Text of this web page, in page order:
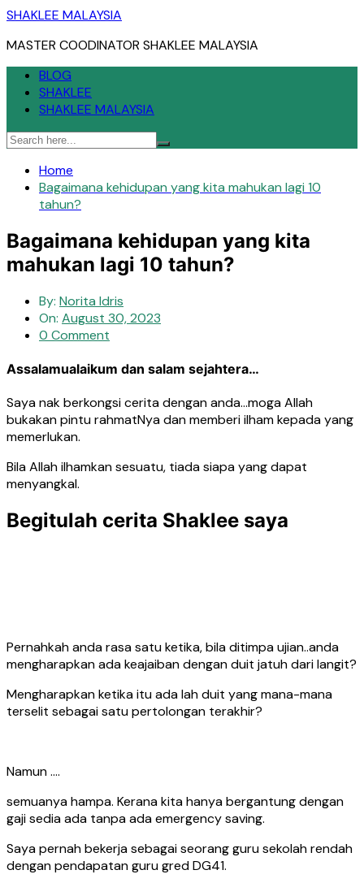
Skip
content
SHAKLEE MALAYSIA
MASTER COODINATOR SHAKLEE MALAYSIA
BLOG
SHAKLEE
SHAKLEE MALAYSIA
Home
Bagaimana kehidupan yang kita mahukan lagi 10
tahun?
Bagaimana kehidupan yang kita
mahukan lagi 10 tahun?
By: Norita Idris
On: August 30, 2023
0 Comment
Assalamualaikum dan salam sejahtera…
Saya nak berkongsi cerita dengan anda…moga Allah
bukakan pintu rahmatNya dan memberi ilham kepada yang
memerlukan.
Bila Allah ilhamkan sesuatu, tiada siapa yang dapat
menyangkal.
Begitulah cerita Shaklee saya
Pernahkah anda rasa satu ketika, bila ditimpa ujian..anda
mengharapkan ada keajaiban dengan duit jatuh dari langit?
Mengharapkan ketika itu ada lah duit yang mana-mana
terselit sebagai satu pertolongan terakhir?
Namun ….
semuanya hampa. Kerana kita hanya bergantung dengan
gaji sedia ada tanpa ada emergency saving.
Saya pernah bekerja sebagai seorang guru sekolah rendah
dengan pendapatan guru gred DG41.